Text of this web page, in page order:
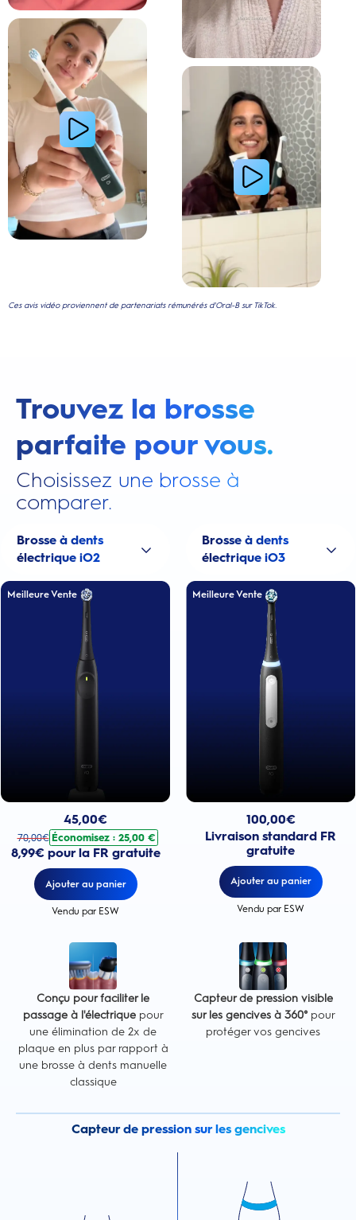
Lire la vidéo : La routine du matin d’une jeune femme avec le système de brosse à dents
Lire la vidéo : Le secret d’une jeune femme
Ces avis vidéo proviennent de partenariats rémunérés d'Oral-B sur TikTok.
Trouvez la brosse
parfaite pour vous.
Choisissez une brosse à
comparer.
Brosse à dents
électrique iO2
Meilleure Vente
45,00€
70,00€ Économisez : 25,00 €
8,99€ pour la FR gratuite
Ajouter au panier
Vendu par ESW
Brosse à dents
électrique iO3
Meilleure Vente
100,00€
Livraison standard FR
gratuite
Ajouter au panier
Vendu par ESW
Conçu pour faciliter le
passage à l'électriquepour
une élimination de 2x de
plaque en plus par rapport à
une brosse à dents manuelle
classique
Capteur de pression visible
sur les gencives à 360°pour
protéger vos gencives
Capteur de pression sur les gencives